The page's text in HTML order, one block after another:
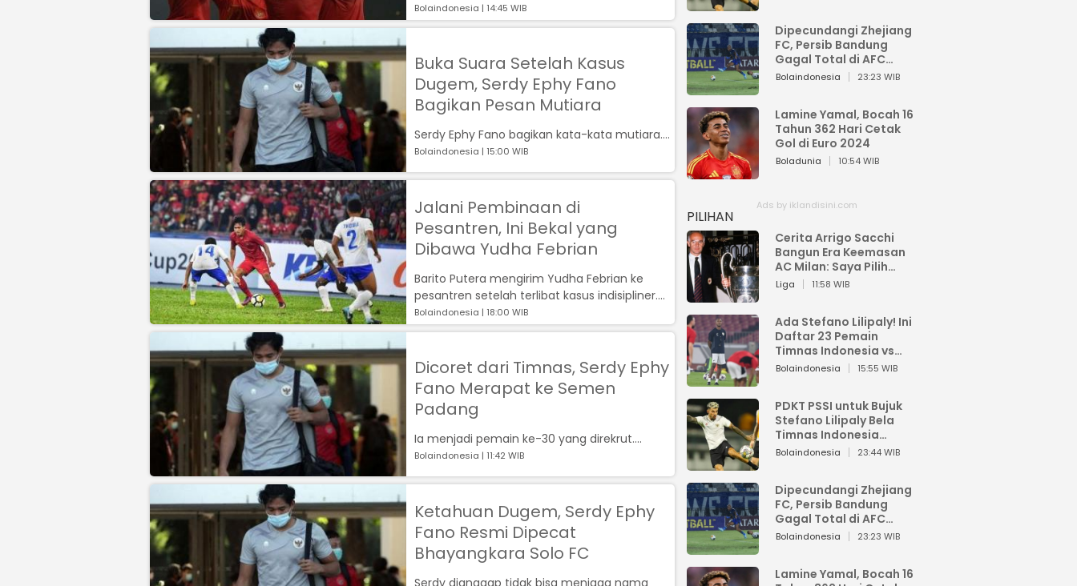
Bolaindonesia | 14:45 WIB
Buka Suara Setelah Kasus
Dugem, Serdy Ephy Fano
Bagikan Pesan Mutiara
Serdy Ephy Fano bagikan kata-kata mutiara....
Bolaindonesia | 15:00 WIB
Jalani Pembinaan di
Pesantren, Ini Bekal yang
Dibawa Yudha Febrian
Barito Putera mengirim Yudha Febrian ke
pesantren setelah terlibat kasus indisipliner....
Bolaindonesia | 18:00 WIB
Dicoret dari Timnas, Serdy Ephy
Fano Merapat ke Semen
Padang
Ia menjadi pemain ke-30 yang direkrut....
Bolaindonesia | 11:42 WIB
Ketahuan Dugem, Serdy Ephy
Fano Resmi Dipecat
Bhayangkara Solo FC
Serdy dianggap tidak bisa menjaga nama
Dipecundangi Zhejiang
FC, Persib Bandung
Gagal Total di AFC
Champions League Two
Bolaindonesia 23:23 WIB
Lamine Yamal, Bocah 16
Tahun 362 Hari Cetak
Gol di Euro 2024
Boladunia 10:54 WIB
PILIHAN
Cerita Arrigo Sacchi
Bangun Era Keemasan
AC Milan: Saya Pilih
Pemain dari Isi Otaknya
Liga 11:58 WIB
Ada Stefano Lilipaly! Ini
Daftar 23 Pemain
Timnas Indonesia vs
China
Bolaindonesia 15:55 WIB
PDKT PSSI untuk Bujuk
Stefano Lilipaly Bela
Timnas Indonesia
Berakhir Berantakan
Bolaindonesia 23:44 WIB
Dipecundangi Zhejiang
FC, Persib Bandung
Gagal Total di AFC
Champions League Two
Bolaindonesia 23:23 WIB
Lamine Yamal, Bocah 16